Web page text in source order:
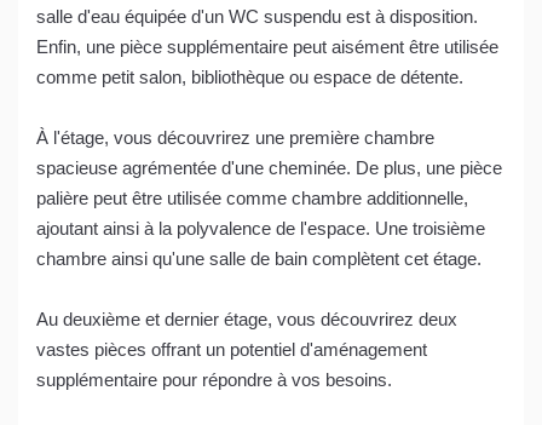
salle d'eau équipée d'un WC suspendu est à disposition.
Enfin, une pièce supplémentaire peut aisément être utilisée
comme petit salon, bibliothèque ou espace de détente.
À l'étage, vous découvrirez une première chambre
spacieuse agrémentée d'une cheminée. De plus, une pièce
palière peut être utilisée comme chambre additionnelle,
ajoutant ainsi à la polyvalence de l'espace. Une troisième
chambre ainsi qu'une salle de bain complètent cet étage.
Au deuxième et dernier étage, vous découvrirez deux
vastes pièces offrant un potentiel d'aménagement
supplémentaire pour répondre à vos besoins.